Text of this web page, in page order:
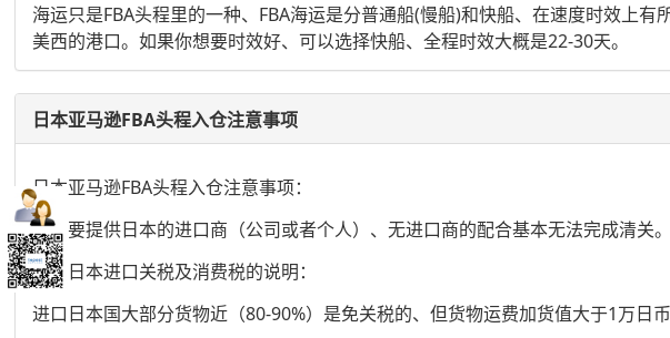
海运只是FBA头程里的一种、FBA海运是分普通船(慢船)和快船、在速度时效上
美西的港口。如果你想要时效好、可以选择快船、全程时效大概是22-30天。
日本亚马逊FBA头程入仓注意事项
日本亚马逊FBA头程入仓注意事项：
务必要提供日本的进口商（公司或者个人）、无进口商的配合基本无法完成清
关于日本进口关税及消费税的说明：
进口日本国大部分货物近（80-90%）是免关税的、但货物运费加货值大于1万日